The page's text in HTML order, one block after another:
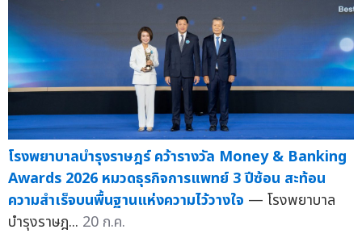
โรงพยาบาลบำรุงราษฎร์ คว้ารางวัล Money & Banking
Awards 2026 หมวดธุรกิจการแพทย์ 3 ปีซ้อน สะท้อน
ความสำเร็จบนพื้นฐานแห่งความไว้วางใจ — โรงพยาบาล
บำรุงราษฎ... 20 ก.ค.